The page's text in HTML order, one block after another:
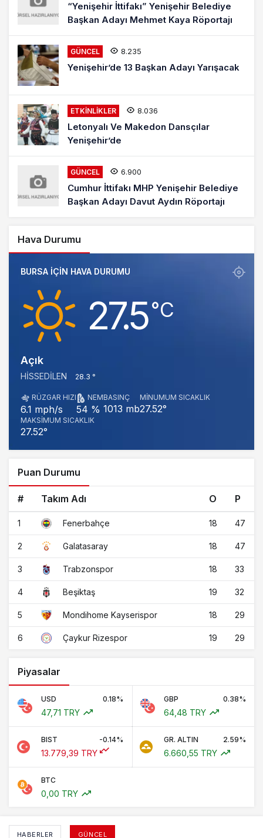
“Yenişehir İttifakı” Yenişehir Belediye
Başkan Adayı Mehmet Kaya Röportajı
GÜNCEL 8.235
Yenişehir’de 13 Başkan Adayı Yarışacak
ETKINLIKLER 8.036
Letonyalı Ve Makedon Dansçılar
Yenişehir’de
GÜNCEL 6.900
Cumhur İttifakı MHP Yenişehir Belediye
Başkan Adayı Davut Aydın Röportajı
Hava Durumu
BURSA IÇIN HAVA DURUMU
27.5‎°C
Açık
HISSEDILEN 28.3 °
RÜZGAR HIZI
6.1 mph/s
NEM
54 %
BASINÇ
1013 mb
MINUMUM SICAKLIK
27.52°
MAKSIMUM SICAKLIK
27.52°
Puan Durumu
# Takım Adı O P
1 Fenerbahçe 18 47
2 Galatasaray 18 47
3 Trabzonspor 18 33
4 Beşiktaş 19 32
5 Mondihome Kayserispor 18 29
6 Çaykur Rizespor 19 29
Piyasalar
USD 0.18%
47,71 TRY
GBP 0.38%
64,48 TRY
BIST -0.14%
13.779,39 TRY
GR. ALTIN 2.59%
6.660,55 TRY
BTC
0,00 TRY
HABERLER GÜNCEL